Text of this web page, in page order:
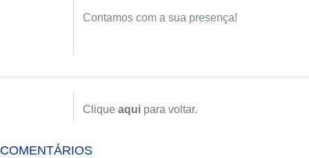
Contamos com a sua presença!
Clique aqui para voltar.
COMENTÁRIOS